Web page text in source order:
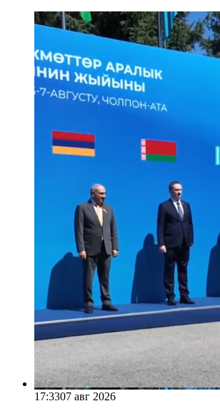
17:3307 авг 2026